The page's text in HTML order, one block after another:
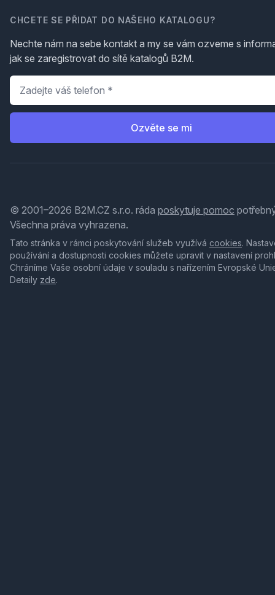
CHCETE SE PŘIDAT DO NAŠEHO KATALOGU?
Nechte nám na sebe kontakt a my se vám ozveme s
jak se zaregistrovat do sítě katalogů B2M.
Telefon
Ozvěte se mi
© 2001–2026 B2M.CZ s.r.o. ráda poskytuje pomoc
Všechna práva vyhrazena.
Tato stránka v rámci poskytování služeb využívá cookies.
používání a dostupnosti cookies můžete upravit v nastavení
Chráníme Vaše osobní údaje v souladu s nařízením Evropské
Detaily zde.